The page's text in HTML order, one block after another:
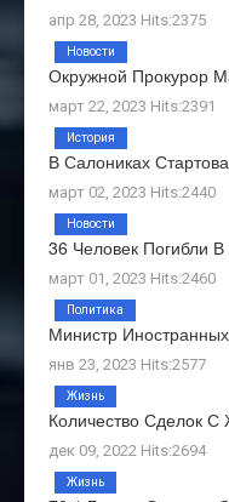
апр 28, 2023 Hits:2375
Окружной Прокурор
март 22, 2023 Hits:2391
Новости
В Салониках
март 02, 2023 Hits:2440
История
36 Человек Погибли
март 01, 2023 Hits:2460
Новости
Министр
янв 23, 2023 Hits:2577
Политика
Количество Сделок
дек 09, 2022 Hits:2694
Жизнь
Жизнь